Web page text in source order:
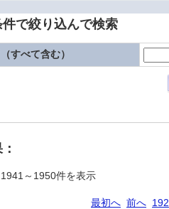
で絞り込んで検索
すべて含む）
～1950件を表示
最初へ 前へ 192